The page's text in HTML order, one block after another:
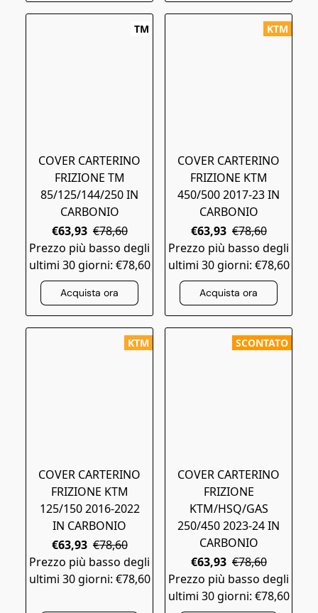
TM
COVER CARTERINO
FRIZIONE TM
85/125/144/250 IN
CARBONIO
€63,93 €78,60
Prezzo più basso degli
ultimi 30 giorni: €78,60
Acquista ora
KTM
COVER CARTERINO
FRIZIONE KTM
450/500 2017-23 IN
CARBONIO
€63,93 €78,60
Prezzo più basso degli
ultimi 30 giorni: €78,60
Acquista ora
KTM
COVER CARTERINO
FRIZIONE KTM
125/150 2016-2022
IN CARBONIO
€63,93 €78,60
Prezzo più basso degli
ultimi 30 giorni: €78,60
SCONTATO
COVER CARTERINO
FRIZIONE
KTM/HSQ/GAS
250/450 2023-24 IN
CARBONIO
€63,93 €78,60
Prezzo più basso degli
ultimi 30 giorni: €78,60